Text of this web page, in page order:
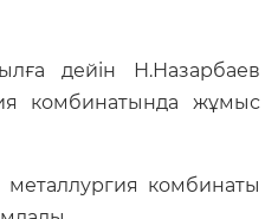
дейін Н.Назарбаев
комбинатында жұмыс
комбинаты